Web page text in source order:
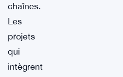
chaînes.
Les
projets
qui
intègrent